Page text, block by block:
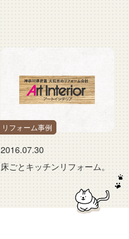
リフォーム事例
2016.07.30
床ごとキッチンリフォーム。